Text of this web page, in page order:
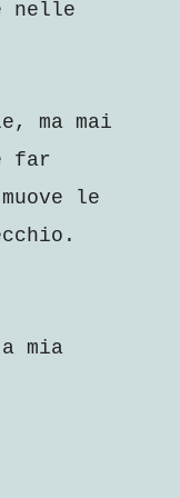
nelle
ma mai
far
le
mia